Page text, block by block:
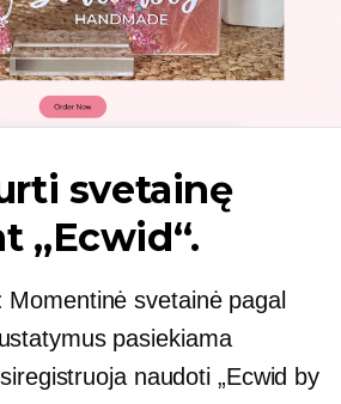
svetainę
„Ecwid“.
svetainė pagal
pasiekiama
naudoti „Ecwid by